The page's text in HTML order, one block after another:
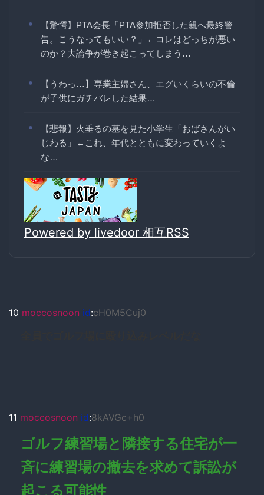
【驚愕】PTA会長「PTA参加拒否した親へ最終警
告。こうなってもいい？」←コレはどっちが悪い
のか？大論争が巻き起こってしまう…
【うわっ…】専業主婦さん、エグいくらいの不倫
が子供にガチバレした結果…
【悲報】火垂るの墓を見た小学生「おばさんがい
じわる」←これ、年代とともに変わっていくよ
な…
Powered by livedoor 相互RSS
10 moccosnoon id:cH0M5Cuj0
11 moccosnoon id:8kAVGc+h0
ゴルフ練習場と隣接する住宅が一
斉に練習場の撤去を求めて訴訟が
起こる可能性